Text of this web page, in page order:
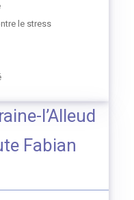
le stress
l’Alleud
Fabian